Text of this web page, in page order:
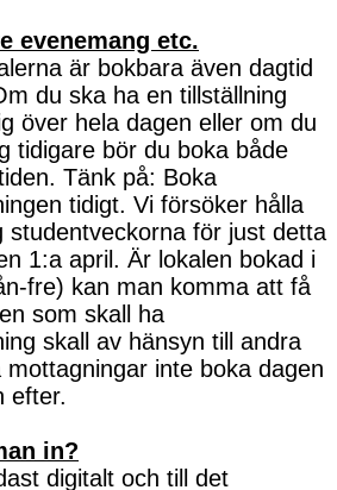
evenemang etc.
är bokbara även dagtid
du ska ha en tillställning
över hela dagen eller om du
tidigare bör du boka både
Tänk på: Boka
tidigt. Vi försöker hålla
studentveckorna för just detta
1:a april. Är lokalen bokad i
fre) kan man komma att få
som skall ha
skall av hänsyn till andra
mottagningar inte boka dagen
efter.
in?
digitalt och till det